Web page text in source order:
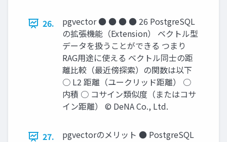
26.
pgvector ● ● ● ● 26 PostgreSQL
の拡張機能（Extension） ベクトル型
データを扱うことができる つまり
RAG⽤途に使える ベクトル同⼠の距
離⽐較（最近傍探索）の関数は以下
○ L2 距離（ユークリッド距離） ○
内積 ○ コサイン類似度（またはコサ
イン距離） © DeNA Co., Ltd.
27.
pgvectorのメリット ● PostgreSQL